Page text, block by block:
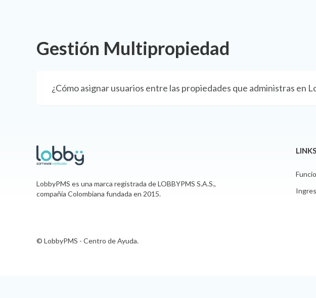
Gestión Multipropiedad
¿Cómo asignar usuarios entre las propiedades que administras en
LobbyPMS es una marca registrada de LOBBYPMS S.A.S.,
compañía Colombiana fundada en 2015.
LINKS
© LobbyPMS - Centro de Ayuda.